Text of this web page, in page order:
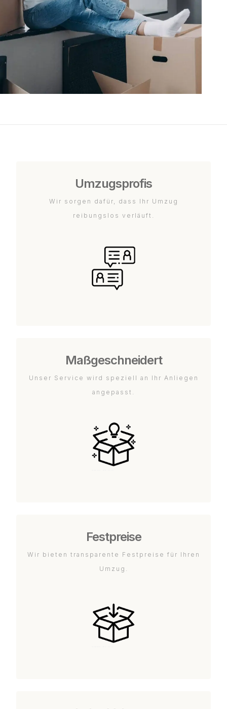
Umzugsprofis
Wir sorgen dafür, dass Ihr Umzug
reibungslos verläuft.
Maßgeschneidert
Unser Service wird speziell an Ihr Anliegen
angepasst.
Festpreise
Wir bieten transparente Festpreise für Ihren
Umzug.